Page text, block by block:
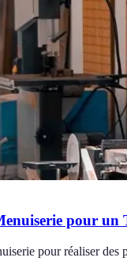
pour un
pour réaliser des